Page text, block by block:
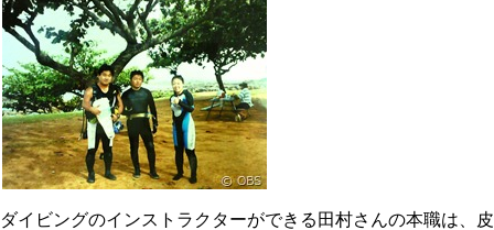
ダイビングのインストラクターができる田村さんの本職は、皮